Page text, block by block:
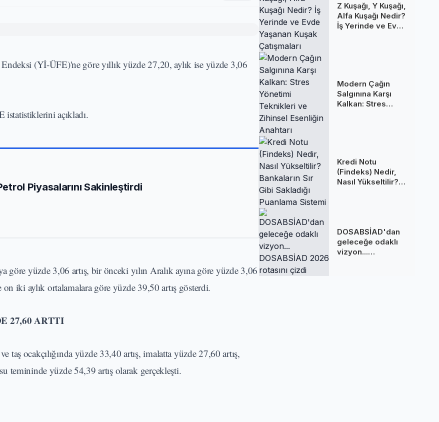
(Yİ-ÜFE)'ne göre yıllık yüzde 27,20, aylık ise yüzde 3,06
açıkladı.
Piyasalarını Sakinleştirdi
yüzde 3,06 artış, bir önceki yılın Aralık ayına göre yüzde 3,06
on iki aylık ortalamalara göre yüzde 39,50 artış gösterdi.
27,60 ARTTI
ocakçılığında yüzde 33,40 artış, imalatta yüzde 27,60 artış,
temininde yüzde 54,39 artış olarak gerçekleşti.
Z Kuşağı, Y Kuşağı,
Alfa Kuşağı Nedir?
İş Yerinde ve Evde
Modern Çağın
Salgınına Karşı
Kalkan: Stres
Kredi Notu
(Findeks) Nedir,
Nasıl Yükseltilir?
DOSABSİAD'dan
geleceğe odaklı
vizyon...